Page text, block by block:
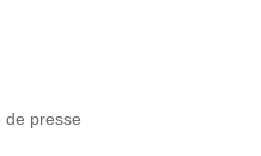
de presse